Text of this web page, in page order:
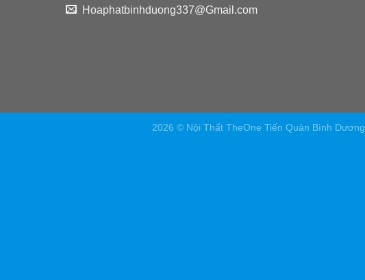
Hoaphatbinhduong337@Gmail.com
2026 © Nội Thất TheOne Tiến Quân Bình Dương